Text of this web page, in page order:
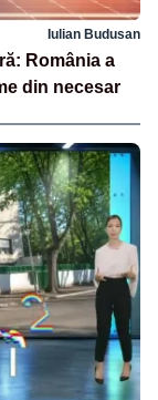
Iulian Budusan
România a
din necesar